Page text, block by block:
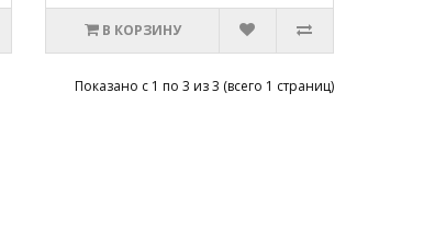
В КОРЗИНУ
Показано с 1 по 3 из 3 (всего 1 страниц)